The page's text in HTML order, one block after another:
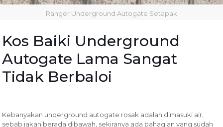
Ranger Underground Autogate Setapak
Kos Baiki Underground
Autogate Lama Sangat
Tidak Berbaloi
Kebanyakan underground autogate rosak adalah dimasuki air,
sebab iakan berada dibawah, sekiranya ada bahagian yang sudah